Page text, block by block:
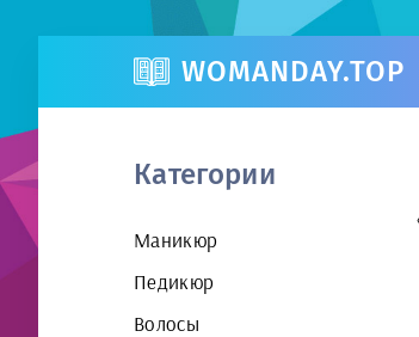
WOMANDAY.TOP
Категории
Маникюр
Педикюр
Волосы